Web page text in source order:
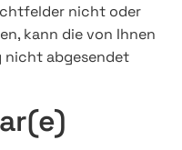
nicht oder
kann die von Ihnen
nicht abgesendet